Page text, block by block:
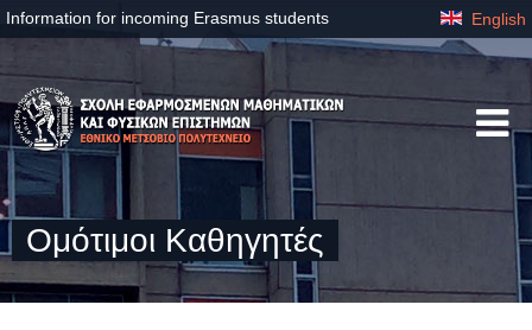
Information for incoming Erasmus students English
Ομότιμοι Καθηγητές